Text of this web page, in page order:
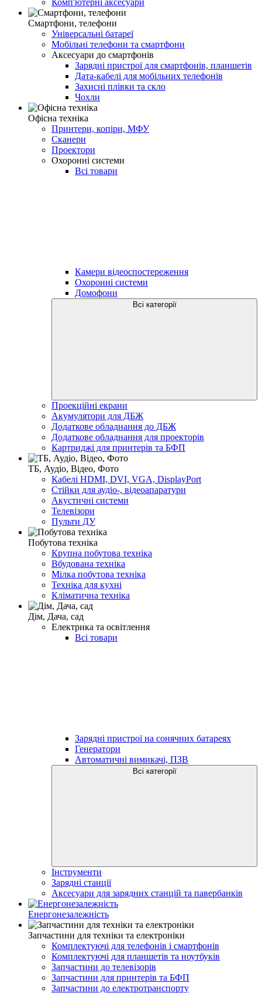
Смартфони, телефони
Універсальні батареї
Мобільні телефони та смартфони
Аксесуари до смартфонів
Зарядні пристрої для смартфонів, планшетів
Дата-кабелі для мобільних телефонів
Захисні плівки та скло
Чохли
Офісна техніка
Принтери, копіри, МФУ
Сканери
Проектори
Охоронні системи
Всі товари
Камери відеоспостереження
Охоронні системи
Домофони
Всі категорії
Проекційні екрани
Акумулятори для ДБЖ
Додаткове обладнання до ДБЖ
Додаткове обладнання для проекторів
Картриджі для принтерів та БФП
ТБ, Аудіо, Відео, Фото
Кабелі HDMI, DVI, VGA, DisplayPort
Стійки для аудіо-, відеоапаратури
Акустичні системи
Телевізори
Пульти ДУ
Побутова техніка
Крупна побутова техніка
Вбудована техніка
Мілка побутова техніка
Техніка для кухні
Кліматична техніка
Дім, Дача, сад
Електрика та освітлення
Всі товари
Зарядні пристрої на сонячних батареях
Генератори
Автоматичні вимикачі, ПЗВ
Всі категорії
Інструменти
Зарядні станції
Аксесуари для зарядних станцій та павербанків
Енергонезалежність
Запчастини для техніки та електроніки
Комплектуючі для телефонів і смартфонів
Комплектуючі для планшетів та ноутбуків
Запчастини до телевізорів
Запчастини для принтерів та БФП
Запчастини до електротранспорту